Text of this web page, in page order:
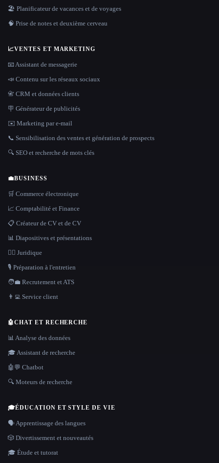
🏖 Planificateur de vacances et de voyages
🧠 Prise de notes et deuxième cerveau
📈VENTES ET MARKETING
📧 Assistant de messagerie
📣 Contenu sur les réseaux sociaux
📇 CRM et données clients
🪧 Générateur de publicités
✉️ Marketing par e-mail
📞 Sensibilisation des ventes et génération de prospects
🔍 SEO et recherche de mots clés
💼BUSINESS
🛒 Commerce électronique
📈 Comptabilité et Finance
📋 Créateur de CV et de CV
📊 Diapositives et présentations
👩‍⚖️ Juridique
🎙️ Préparation à l'entretien
🧑‍💼 Recrutement et ATS
👨‍💻 Service client
🤖CHAT ET RECHERCHE
📊 Analyse des données
🎓 Assistant de recherche
🤖💬 Chatbot
🔍 Moteurs de recherche
🎓ÉDUCATION ET STYLE DE VIE
🗣️ Apprentissage des langues
🎲 Divertissement et nouveautés
🎓 Étude et tutorat